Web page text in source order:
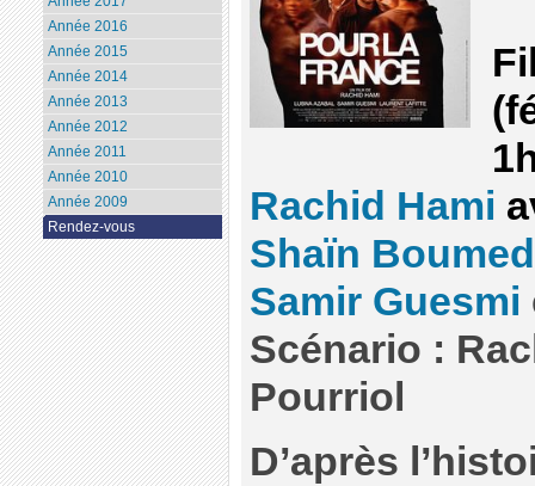
Rachid Hami
Shaïn
Samir Guesmi
Scénario :
Pourriol
D’après
Année 2016
Année 2015
Année 2014
Année 2013
Année 2012
Année 2011
Année 2010
Année 2009
Rendez-vous